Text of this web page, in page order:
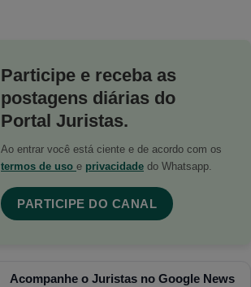
Participe e receba as
postagens diárias do
Portal Juristas.
Ao entrar você está ciente e de acordo com os
termos de uso e privacidade do Whatsapp.
PARTICIPE DO CANAL
Acompanhe o Juristas no Google News